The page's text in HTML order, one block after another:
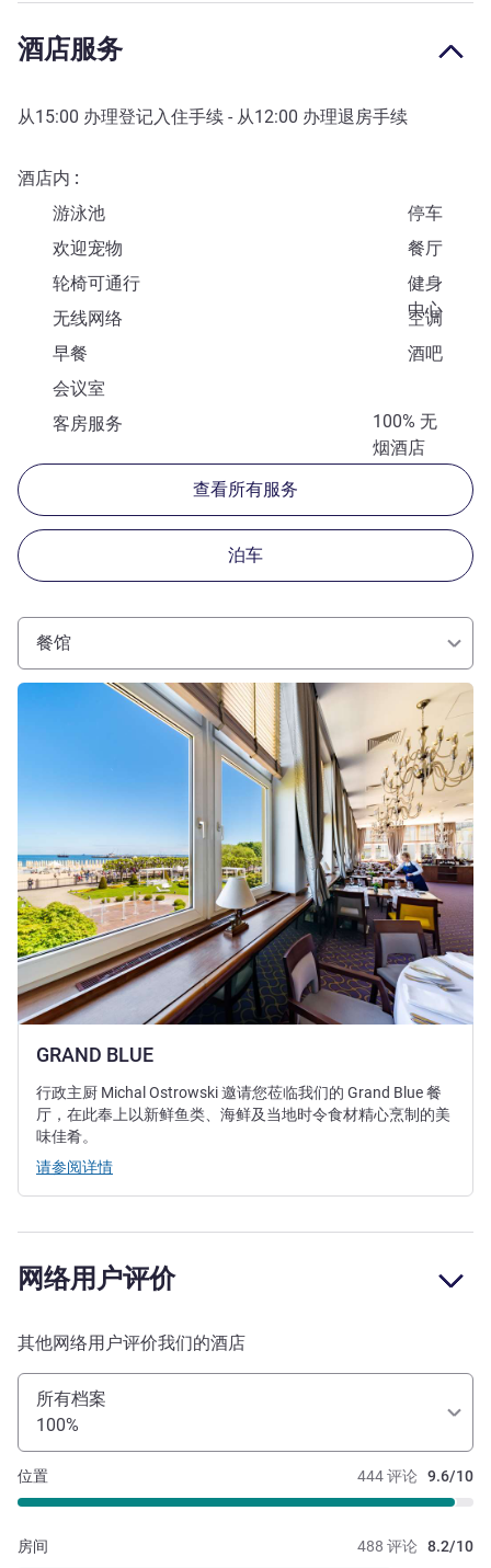
酒店服务
从15:00 办理登记入住手续 - 从12:00 办理退房手续
酒店内
游泳池
停车
欢迎宠物
餐厅
轮椅可通行
健身
中心
无线网络
空调
早餐
酒吧
会议室
100% 无
烟酒店
客房服务
查看所有服务
泊车
餐馆
GRAND BLUE
请参阅详情
行政主厨 Michal Ostrowski 邀请您莅临我们的 Grand Blue 餐
厅，在此奉上以新鲜鱼类、海鲜及当地时令食材精心烹制的美
味佳肴。
请参阅详情
网络用户评价
其他网络用户评价我们的酒店
所有档案
100%
444 评论 9.6/10
位置
488 评论 8.2/10
房间